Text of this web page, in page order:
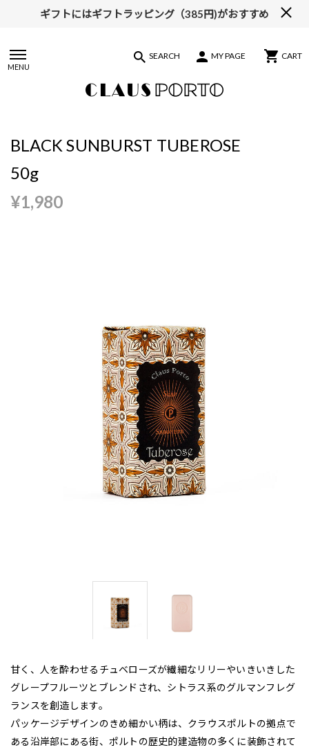
ギフトにはギフトラッピング（385円)がおすすめ
MENU
SEARCH MY PAGE CART
BLACK SUNBURST TUBEROSE
50g
¥1,980
甘く、人を酔わせるチュベローズが繊細なリリーやいきいきした
グレープフルーツとブレンドされ、シトラス系のグルマンフレグ
ランスを創造します。
パッケージデザインのきめ細かい柄は、クラウスポルトの拠点で
ある沿岸部にある街、ポルトの歴史的建造物の多くに装飾されて